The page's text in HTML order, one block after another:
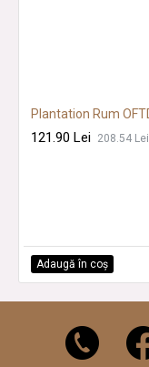
121.90 Lei 208.54 Lei
Adaugă în coş